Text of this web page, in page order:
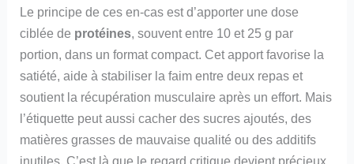
Le principe de ces en-cas est d’apporter une dose
ciblée de protéines, souvent entre 10 et 25 g par
portion, dans un format compact. Cet apport favorise la
satiété, aide à stabiliser la faim entre deux repas et
soutient la récupération musculaire après un effort. Mais
l’étiquette peut aussi cacher des sucres ajoutés, des
matières grasses de mauvaise qualité ou des additifs